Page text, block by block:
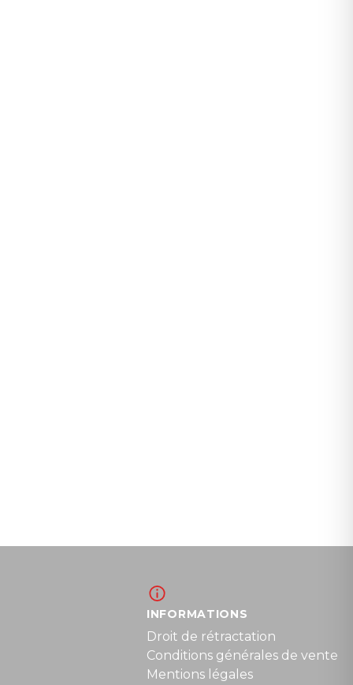
INFORMATIONS
Droit de rétractation
Conditions générales de vente
Mentions légales